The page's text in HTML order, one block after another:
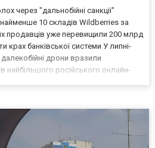
через "дальнобійні санкції"
10 складів Wildberries за
продавців уже перевищили 200 млрд
крах банківської системи У липні-
далекобійні дрони вразили
найбільшого російського онлайн-